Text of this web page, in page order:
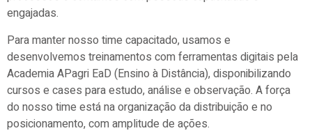
engajadas.
Para manter nosso time capacitado, usamos e
desenvolvemos treinamentos com ferramentas digitais pela
Academia APagri EaD (Ensino à Distância), disponibilizando
cursos e cases para estudo, análise e observação. A força
do nosso time está na organização da distribuição e no
posicionamento, com amplitude de ações.